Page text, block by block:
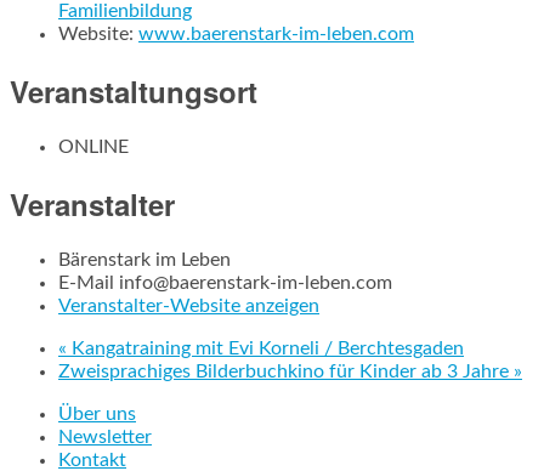
Familienbildung
Website: www.baerenstark-im-leben.com
Veranstaltungsort
ONLINE
Veranstalter
Bärenstark im Leben
E-Mail info@baerenstark-im-leben.com
Veranstalter-Website anzeigen
« Kangatraining mit Evi Korneli / Berchtesgaden
Zweisprachiges Bilderbuchkino für Kinder ab 3 Jahre »
Über uns
Newsletter
Kontakt